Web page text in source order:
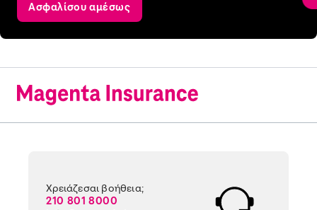
Ασφαλίσου αμέσως
Χρειάζεσαι βοήθεια;
210 801 8000